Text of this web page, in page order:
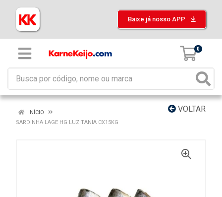
Baixe já nosso APP
0
VOLTAR
INÍCIO
SARDINHA LAGE HG LUZITANIA CX15KG